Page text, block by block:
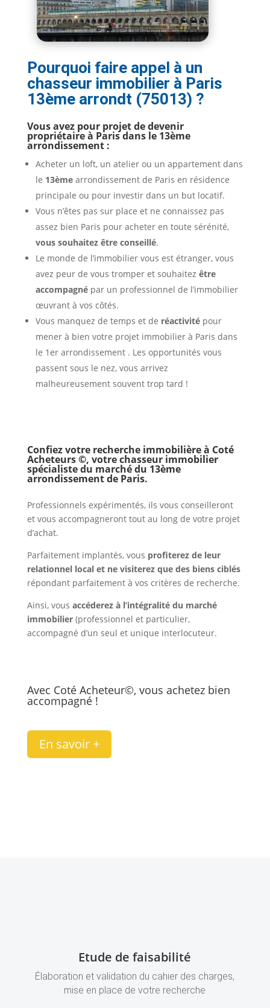
Pourquoi faire appel à un
chasseur immobilier à Paris
13ème arrondt (75013) ?
Vous avez pour projet de devenir
propriétaire à Paris dans le 13ème
arrondissement :
Acheter un loft, un atelier ou un appartement dans
le 13ème arrondissement de Paris en résidence
principale ou pour investir dans un but locatif.
Vous n’êtes pas sur place et ne connaissez pas
assez bien Paris pour acheter en toute sérénité,
vous souhaitez être conseillé.
Le monde de l’immobilier vous est étranger, vous
avez peur de vous tromper et souhaitez être
accompagnépar un professionnel de l’immobilier
œuvrant à vos côtés.
Vous manquez de temps et de réactivitépour
mener à bien votre projet immobilier à Paris dans
le 1er arrondissement . Les opportunités vous
passent sous le nez, vous arrivez
malheureusement souvent trop tard !
Confiez votre recherche immobilière à Coté
Acheteurs ©, votre chasseur immobilier
spécialiste du marché du 13ème
arrondissement de Paris.
Professionnels expérimentés, ils vous conseilleront
et vous accompagneront tout au long de votre projet
d’achat.
Parfaitement implantés, vous profiterez de leur
relationnel local et ne visiterez que des biens ciblés
répondant parfaitement à vos critères de recherche.
Ainsi, vous accéderez à l’intégralité du marché
immobilier(professionnel et particulier,
accompagné d’un seul et unique interlocuteur.
Avec Coté Acheteur©, vous achetez bien
accompagné !
En savoir +
Etude de faisabilité
Élaboration et validation du cahier des charges,
mise en place de votre recherche